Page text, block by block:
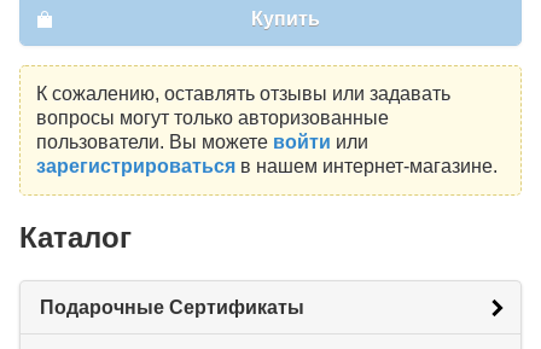
Купить
К сожалению, оставлять отзывы или задавать
вопросы могут только авторизованные
пользователи. Вы можете войти или
зарегистрироватьсяв нашем интернет-магазине.
Каталог
Подарочные Сертификаты